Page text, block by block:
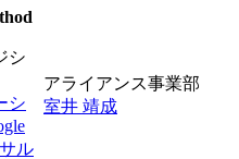
シ
シ
ル
アライアンス事業部
室井 靖成